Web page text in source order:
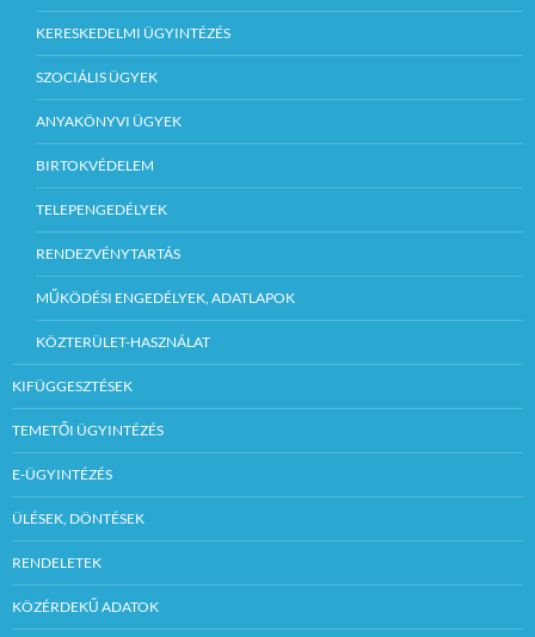
KERESKEDELMI ÜGYINTÉZÉS
SZOCIÁLIS ÜGYEK
ANYAKÖNYVI ÜGYEK
BIRTOKVÉDELEM
TELEPENGEDÉLYEK
RENDEZVÉNYTARTÁS
MŰKÖDÉSI ENGEDÉLYEK, ADATLAPOK
KÖZTERÜLET-HASZNÁLAT
KIFÜGGESZTÉSEK
TEMETŐI ÜGYINTÉZÉS
E-ÜGYINTÉZÉS
ÜLÉSEK, DÖNTÉSEK
RENDELETEK
KÖZÉRDEKŰ ADATOK